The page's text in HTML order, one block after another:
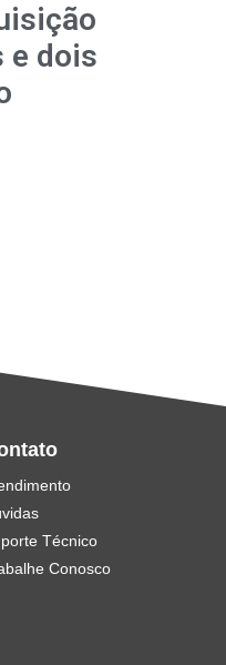
e dois
Técnico
Conosco